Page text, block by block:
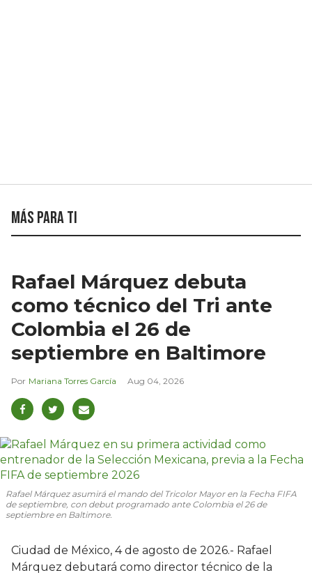
Más para ti
Rafael Márquez debuta
como técnico del Tri ante
Colombia el 26 de
septiembre en Baltimore
Mariana Torres García Aug 04, 2026
Rafael Márquez asumirá el mando del Tricolor Mayor en la Fecha FIFA
de septiembre, con debut programado ante Colombia el 26 de
septiembre en Baltimore.
Ciudad de México, 4 de agosto de 2026.- Rafael
Márquez debutará como director técnico de la